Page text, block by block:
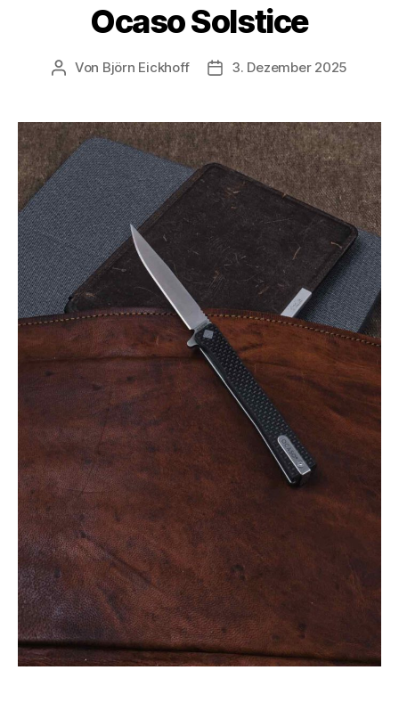
Ocaso Solstice
Beitragsautor
Von Björn Eickhoff Veröffentlichungsdatum
3. Dezember 2025